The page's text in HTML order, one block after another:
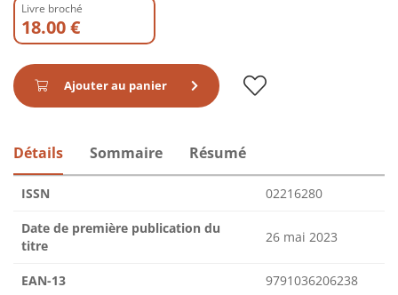
Livre broché
18.00 €
Ajouter au panier
Détails Sommaire Résumé
ISSN 02216280
Date de première publication du
titre
26 mai 2023
EAN-13 9791036206238